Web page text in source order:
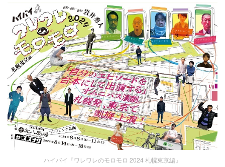
ハイバイ『ワレワレのモロモロ 2024 札幌東京編』